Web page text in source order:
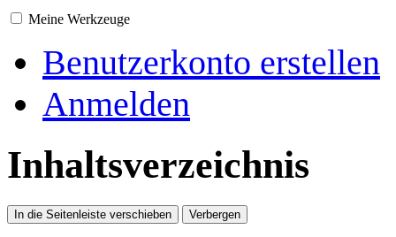
Meine Werkzeuge
Benutzerkonto erstellen
Anmelden
Inhaltsverzeichnis
In die Seitenleiste verschieben Verbergen